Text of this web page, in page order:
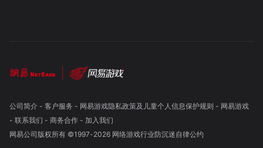
公司简介- 客户服务 - 网易游戏隐私政策及儿童个人信息保护规则 - 网易游戏
- 联系我们 - 商务合作- 加入我们
网易公司版权所有 ©1997-2026 网络游戏行业防沉迷自律公约